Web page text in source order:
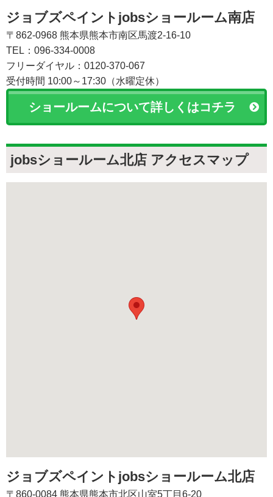
ジョブズペイントjobsショールーム南店
〒862-0968 熊本県熊本市南区馬渡2-16-10
TEL：096-334-0008
フリーダイヤル：0120-370-067
受付時間 10:00～17:30（水曜定休）
ショールームについて詳しくはコチラ
jobsショールーム北店 アクセスマップ
ジョブズペイントjobsショールーム北店
〒860-0084 熊本県熊本市北区山室5丁目6-20